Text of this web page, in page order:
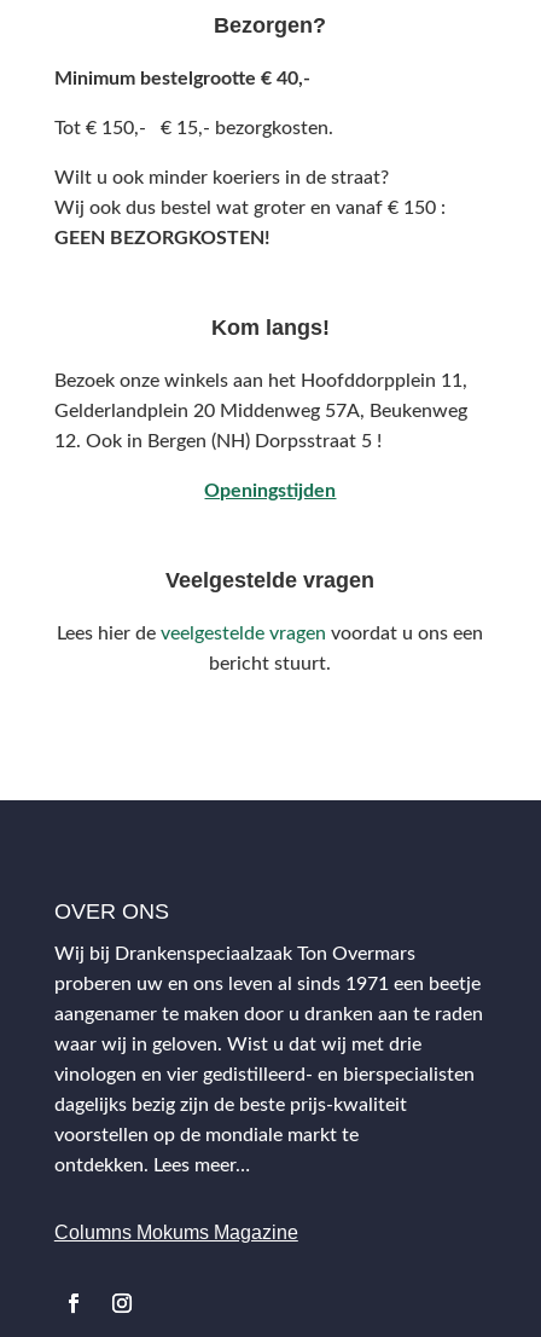
Bezorgen?
Minimum bestelgrootte € 40,-
Tot € 150,- € 15,- bezorgkosten.
Wilt u ook minder koeriers in de straat?
Wij ook dus bestel wat groter en vanaf € 150 :
GEEN BEZORGKOSTEN!
Kom langs!
Bezoek onze winkels aan het Hoofddorpplein 11,
Gelderlandplein 20 Middenweg 57A, Beukenweg
12. Ook in Bergen (NH) Dorpsstraat 5 !
Openingstijden
Veelgestelde vragen
Lees hier deveelgestelde vragen voordat u ons een
bericht stuurt.
OVER ONS
Wij bij Drankenspeciaalzaak Ton Overmars
proberen uw en ons leven al sinds 1971 een beetje
aangenamer te maken door u dranken aan te raden
waar wij in geloven. Wist u dat wij met drie
vinologen en vier gedistilleerd- en bierspecialisten
dagelijks bezig zijn de beste prijs-kwaliteit
voorstellen op de mondiale markt te
ontdekken. Lees meer…
Columns Mokums Magazine